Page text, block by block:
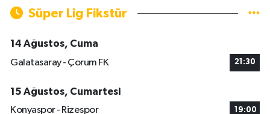
Süper Lig Fikstür
14 Ağustos, Cuma
Galatasaray - Çorum FK
21:30
15 Ağustos, Cumartesi
Konyaspor - Rizespor
19:00